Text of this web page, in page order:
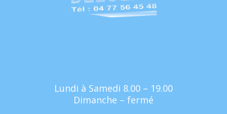
Lundi à Samedi 8.00 – 19.00
Dimanche – fermé